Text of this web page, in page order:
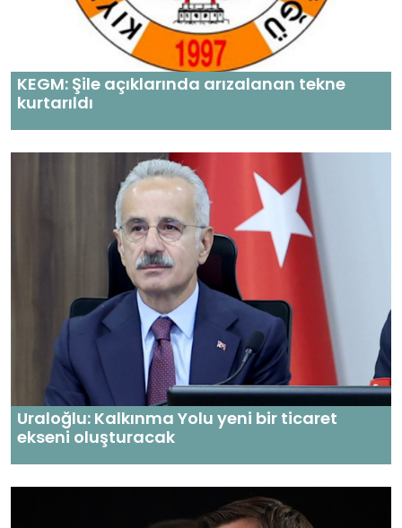
KEGM: Şile açıklarında arızalanan tekne
kurtarıldı
Uraloğlu: Kalkınma Yolu yeni bir ticaret
ekseni oluşturacak